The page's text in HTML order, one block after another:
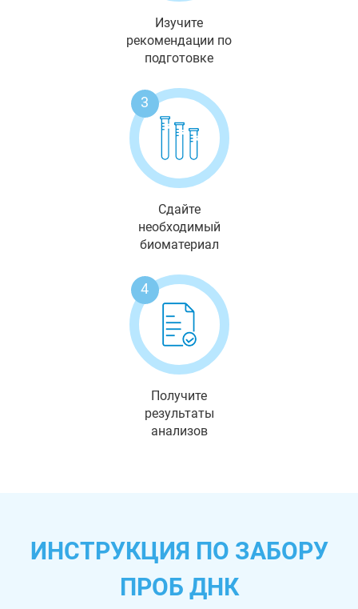
Изучите
рекомендации по
подготовке
3
Сдайте
необходимый
биоматериал
4
Получите
результаты
анализов
ИНСТРУКЦИЯ ПО ЗАБОРУ
ПРОБ ДНК